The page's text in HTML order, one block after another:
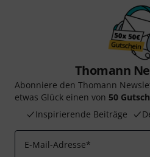
Thomann
Abonniere den Thomann
etwas Glück einen von 50
Inspirierende Beiträge
E-Mail-Adresse*